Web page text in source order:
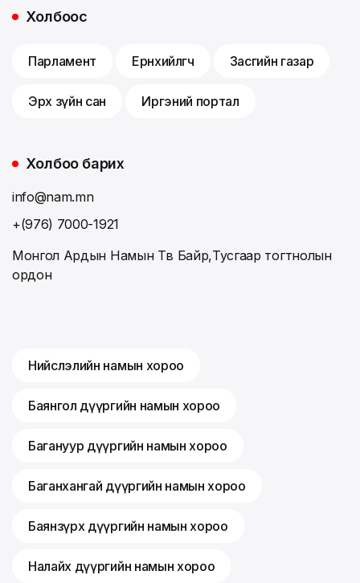
Холбоос
Парламент Ерөнхийлөгч Засгийн газар
Эрх зүйн сан Иргэний портал
Холбоо барих
info@nam.mn
+(976) 7000-1921
Монгол Ардын Намын Төв Байр,Тусгаар тогтнолын
ордон
Нийслэлийн намын хороо
Баянгол дүүргийн намын хороо
Багануур дүүргийн намын хороо
Баганхангай дүүргийн намын хороо
Баянзүрх дүүргийн намын хороо
Налайх дүүргийн намын хороо